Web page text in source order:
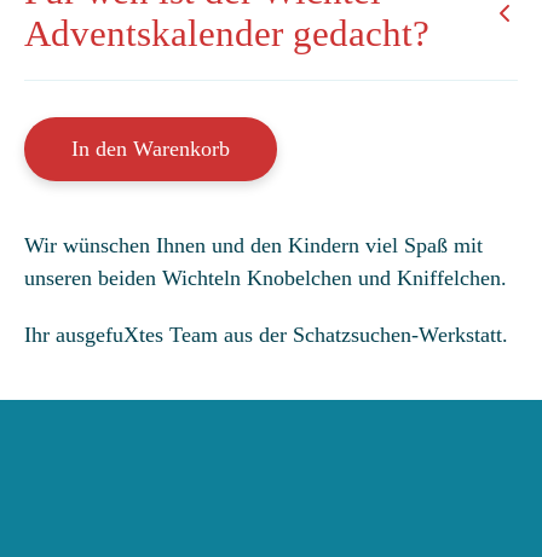
Adventskalender gedacht?
Wichtel-
Adventskalender:
Knobelchen
Kniffelchen
und
wachsende
In den Warenkorb
Wir wünschen Ihnen und den Kindern viel Spaß mit
unseren beiden Wichteln Knobelchen und Kniffelchen.
Ihr ausgefuXtes Team aus der Schatzsuchen-Werkstatt.